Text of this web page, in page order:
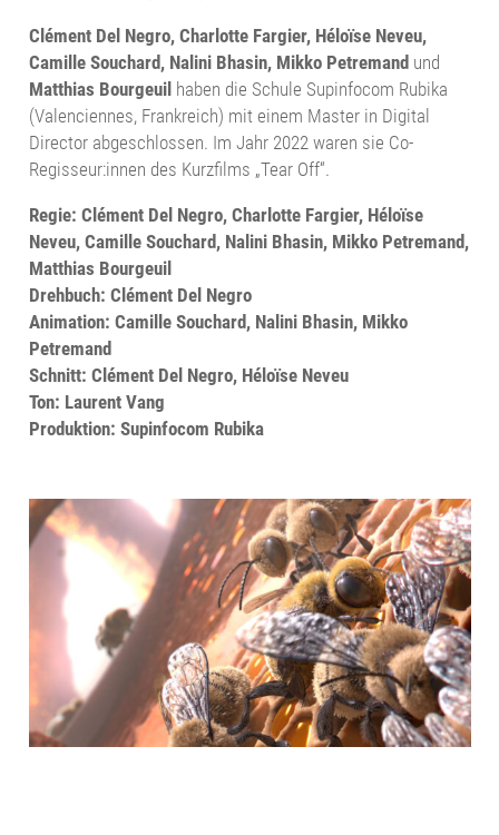
Clément Del Negro, Charlotte Fargier, Héloïse Neveu,
Camille Souchard, Nalini Bhasin, Mikko Petremandund
Matthias Bourgeuilhaben die Schule Supinfocom Rubika
(Valenciennes, Frankreich) mit einem Master in Digital
Director abgeschlossen. Im Jahr 2022 waren sie Co-
Regisseur:innen des Kurzfilms „Tear Off“.
Regie: Clément Del Negro, Charlotte Fargier, Héloïse
Neveu, Camille Souchard, Nalini Bhasin, Mikko Petremand,
Matthias Bourgeuil
Drehbuch: Clément Del Negro
Animation: Camille Souchard, Nalini Bhasin, Mikko
Petremand
Schnitt: Clément Del Negro, Héloïse Neveu
Ton: Laurent Vang
Produktion: Supinfocom Rubika